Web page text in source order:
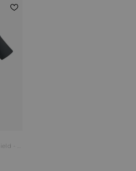
Axel Hermann - Celtic Shield - T-Shirt - schwarz - EMP Exklusiv!